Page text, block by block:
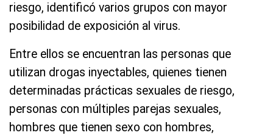
riesgo, identificó varios grupos con mayor
posibilidad de exposición al virus.
Entre ellos se encuentran las personas que
utilizan drogas inyectables, quienes tienen
determinadas prácticas sexuales de riesgo,
personas con múltiples parejas sexuales,
hombres que tienen sexo con hombres,